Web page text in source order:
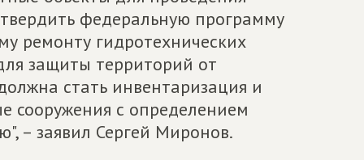
федеральную программу
ремонту гидротехнических
защиты территорий от
стать инвентаризация и
сооружения с определением
– заявил Сергей Миронов.